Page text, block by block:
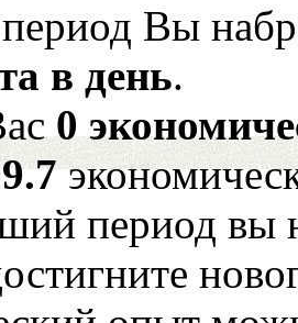
период Вы
в день.
0
период вы